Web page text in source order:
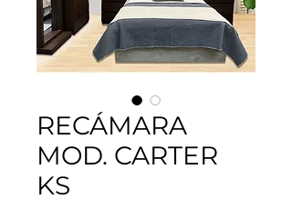
RECÁMARA
MOD. CARTER
KS